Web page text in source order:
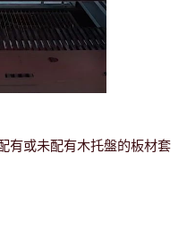
有或未配有木托盤的板材套